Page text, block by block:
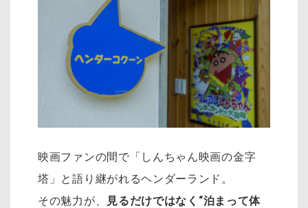
映画ファンの間で「しんちゃん映画の金字
塔」と語り継がれるヘンダーランド。
その魅力が、
見るだけではなく“泊まって体